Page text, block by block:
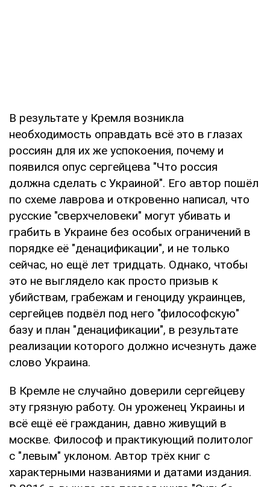
В результате у Кремля возникла
необходимость оправдать всё это в глазах
россиян для их же успокоения, почему и
появился опус сергейцева "Что россия
должна сделать с Украиной". Его автор пошёл
по схеме лаврова и откровенно написал, что
русские "сверхчеловеки" могут убивать и
грабить в Украине без особых ограничений в
порядке её "денацификации", и не только
сейчас, но ещё лет тридцать. Однако, чтобы
это не выглядело как просто призыв к
убийствам, грабежам и геноциду украинцев,
сергейцев подвёл под него "философскую"
базу и план "денацификации", в результате
реализации которого должно исчезнуть даже
слово Украина.
В Кремле не случайно доверили сергейцеву
эту грязную работу. Он уроженец Украины и
всё ещё её гражданин, давно живущий в
москве. Философ и практикующий политолог
с "левым" уклоном. Автор трёх книг с
характерными названиями и датами издания.